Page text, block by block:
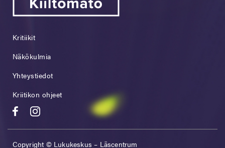
Kritiikit
Näkökulmia
Yhteystiedot
Kriitikon ohjeet
Copyright © Lukukeskus – Läscentrum